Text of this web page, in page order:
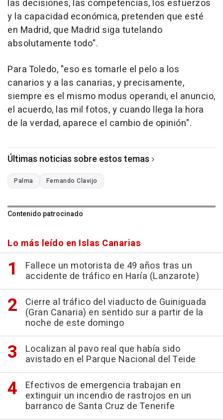
las decisiones, las competencias, los esfuerzos
y la capacidad económica, pretenden que esté
en Madrid, que Madrid siga tutelando
absolutamente todo".
Para Toledo, "eso es tomarle el pelo a los
canarios y a las canarias, y precisamente,
siempre es el mismo modus operandi, el anuncio,
el acuerdo, las mil fotos, y cuando llega la hora
de la verdad, aparece el cambio de opinión".
Últimas noticias sobre estos temas
Palma Fernando Clavijo
Contenido patrocinado
Lo más leído en Islas Canarias
Fallece un motorista de 49 años tras un
accidente de tráfico en Haría (Lanzarote)
Cierre al tráfico del viaducto de Guiniguada
(Gran Canaria) en sentido sur a partir de la
noche de este domingo
Localizan al pavo real que había sido
avistado en el Parque Nacional del Teide
Efectivos de emergencia trabajan en
extinguir un incendio de rastrojos en un
barranco de Santa Cruz de Tenerife